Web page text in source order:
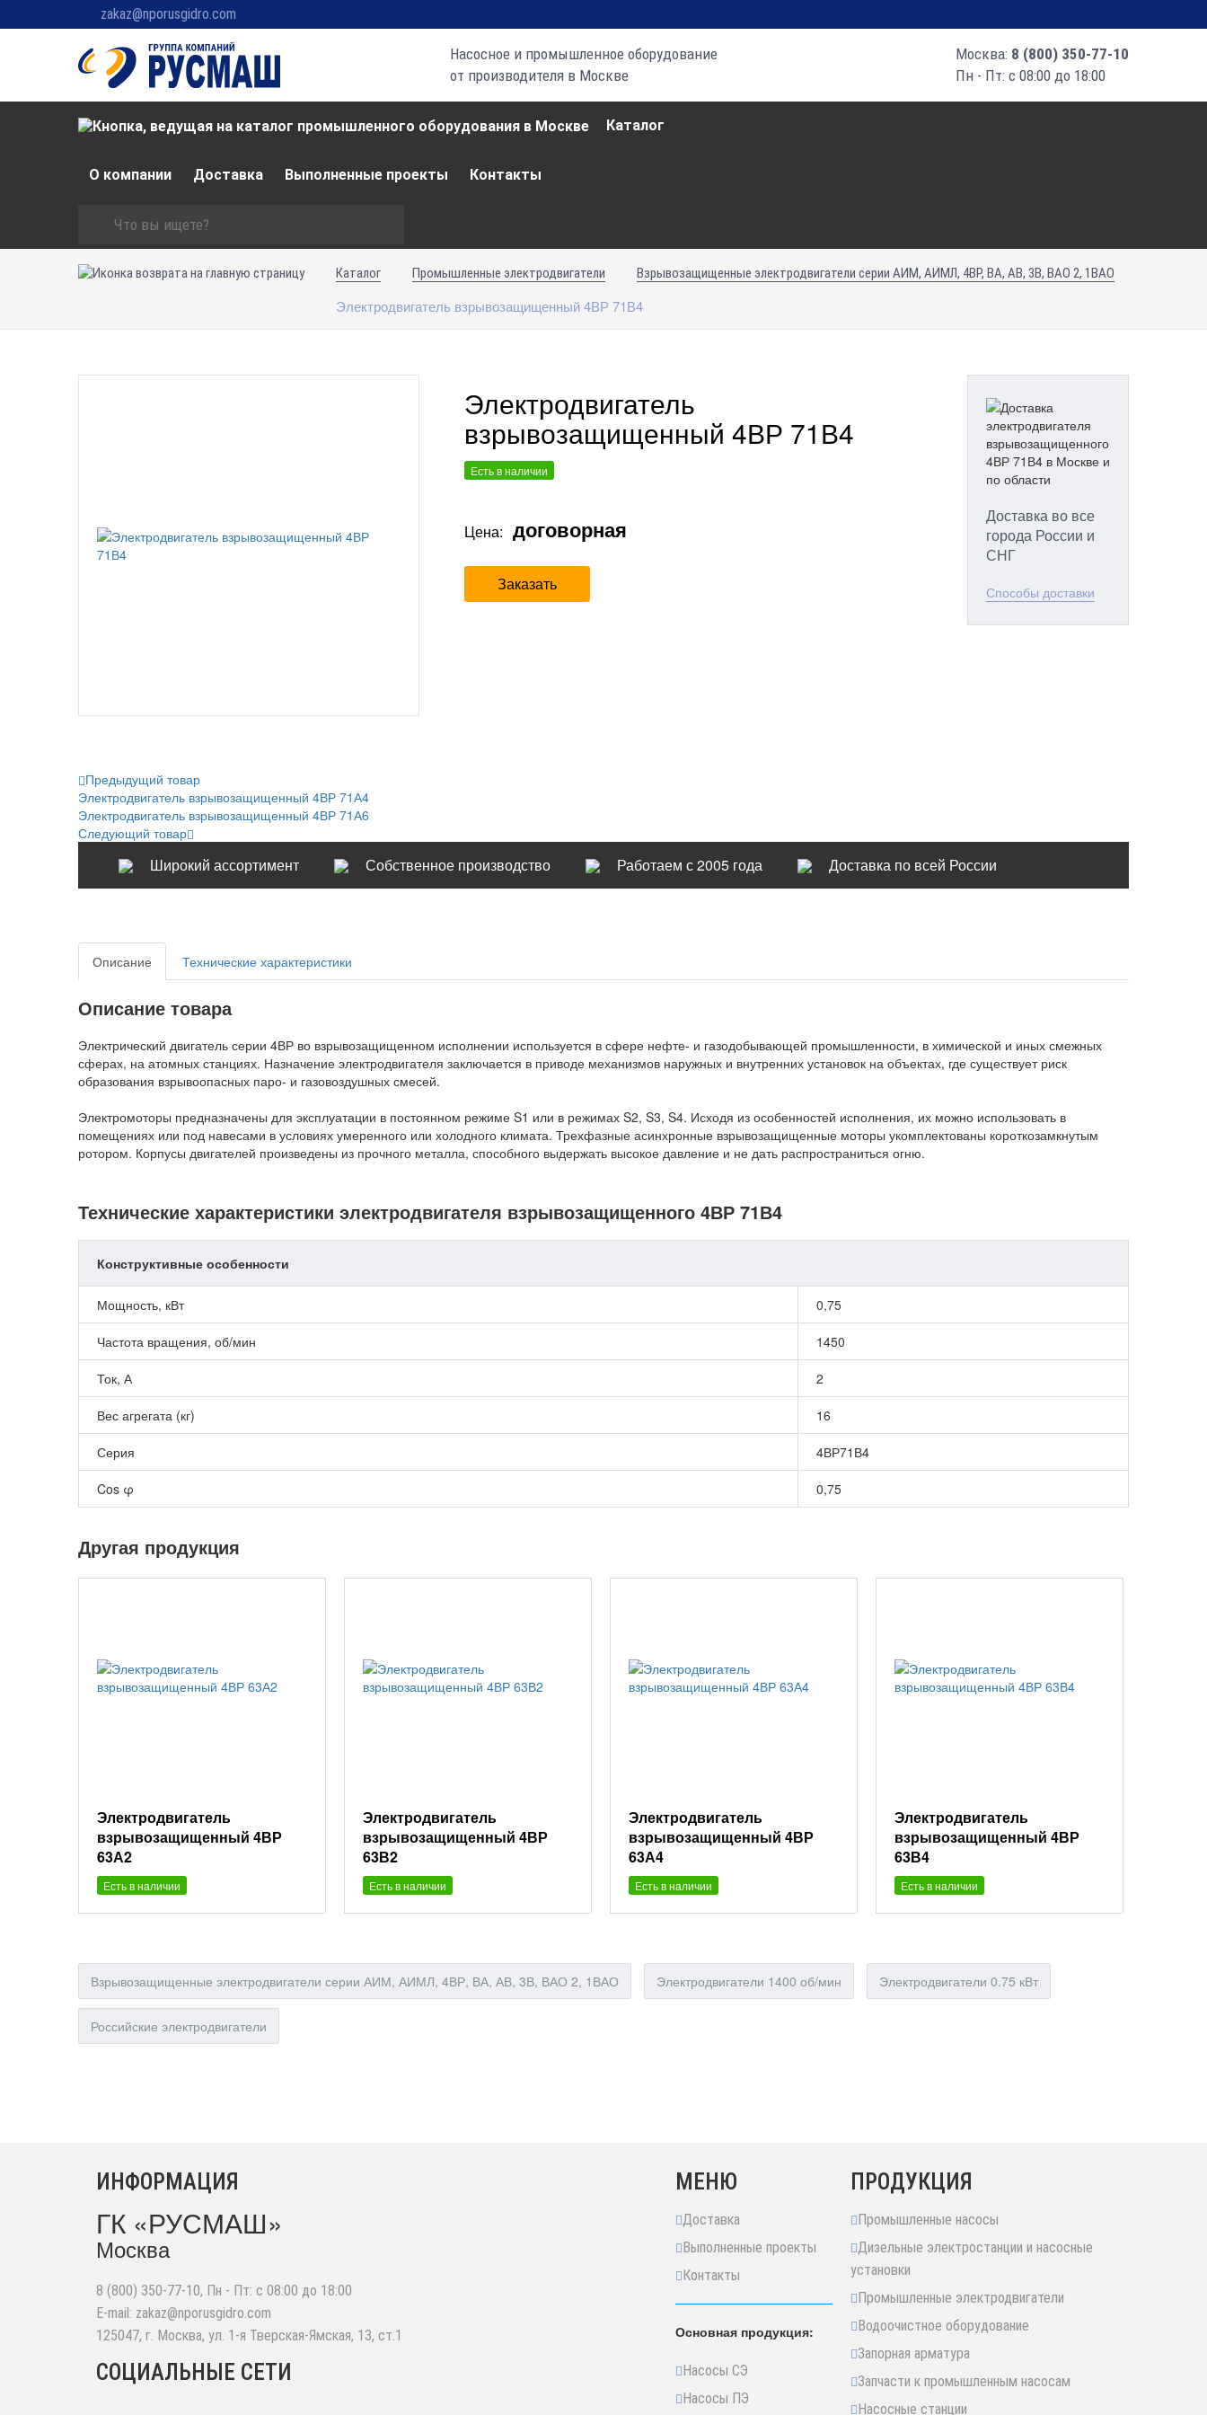
zakaz@nporusgidro.com
Насосное и промышленное оборудование
от производителя в Москве
Москва: 8 (800) 350-77-10
Пн - Пт: с 08:00 до 18:00
Каталог
О компании Доставка Выполненные проекты Контакты
Каталог Промышленные электродвигатели Взрывозащищенные электродвигатели серии АИМ, АИМЛ, 4ВР, ВА, АВ, 3В, ВАО 2, 1ВАО
Электродвигатель взрывозащищенный 4ВР 71В4
Электродвигатель
взрывозащищенный 4ВР 71В4
Есть в наличии
Цена: договорная
Заказать
Доставка во все
города России и
СНГ
Способы доставки
Предыдущий товар
Электродвигатель взрывозащищенный 4ВР 71А4
Электродвигатель взрывозащищенный 4ВР 71А6
Следующий товар
Широкий ассортимент Собственное производство Работаем с 2005 года Доставка по всей России
Описание Технические характеристики
Описание товара
Электрический двигатель серии 4ВР во взрывозащищенном исполнении используется в сфере нефте- и газодобывающей промышленности, в химической и иных смежных
сферах, на атомных станциях. Назначение электродвигателя заключается в приводе механизмов наружных и внутренних установок на объектах, где существует риск
образования взрывоопасных паро- и газовоздушных смесей.
Электромоторы предназначены для эксплуатации в постоянном режиме S1 или в режимах S2, S3, S4. Исходя из особенностей исполнения, их можно использовать в
помещениях или под навесами в условиях умеренного или холодного климата. Трехфазные асинхронные взрывозащищенные моторы укомплектованы короткозамкнутым
ротором. Корпусы двигателей произведены из прочного металла, способного выдержать высокое давление и не дать распространиться огню.
Технические характеристики электродвигателя взрывозащищенного 4ВР 71В4
Конструктивные особенности
Мощность, кВт 0,75
Частота вращения, об/мин 1450
Ток, А 2
Вес агрегата (кг) 16
Серия 4ВР71В4
Cos φ 0,75
Другая продукция
Электродвигатель
взрывозащищенный 4ВР
63А2
Есть в наличии
Электродвигатель
взрывозащищенный 4ВР
63В2
Есть в наличии
Электродвигатель
взрывозащищенный 4ВР
63А4
Есть в наличии
Электродвигатель
взрывозащищенный 4ВР
63В4
Есть в наличии
Взрывозащищенные электродвигатели серии АИМ, АИМЛ, 4ВР, ВА, АВ, 3В, ВАО 2, 1ВАО Электродвигатели 1400 об/мин Электродвигатели 0.75 кВт
Российские электродвигатели
ИНФОРМАЦИЯ
ГК «РУСМАШ»
Москва
8 (800) 350-77-10, Пн - Пт: с 08:00 до 18:00
E-mail: zakaz@nporusgidro.com
125047, г. Москва, ул. 1-я Тверская-Ямская, 13, ст.1
СОЦИАЛЬНЫЕ СЕТИ
МЕНЮ
Доставка
Выполненные проекты
Контакты
Основная продукция:
Насосы СЭ
Насосы ПЭ
ПРОДУКЦИЯ
Промышленные насосы
Дизельные электростанции и насосные
установки
Промышленные электродвигатели
Водоочистное оборудование
Запорная арматура
Запчасти к промышленным насосам
Насосные станции